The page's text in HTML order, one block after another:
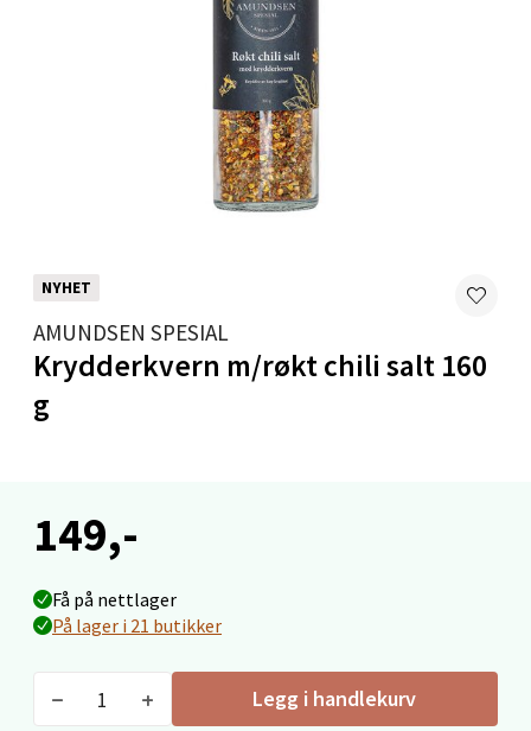
NYHET
AMUNDSEN SPESIAL
Krydderkvern m/røkt chili salt 160
g
149,-
Få på nettlager
På lager i 21 butikker
Legg i handlekurv
Levanger - Magneten
Moafjæra 14, 7606 Levanger
6 i butikk
Mo i Rana - Thon Senter Mo i Rana